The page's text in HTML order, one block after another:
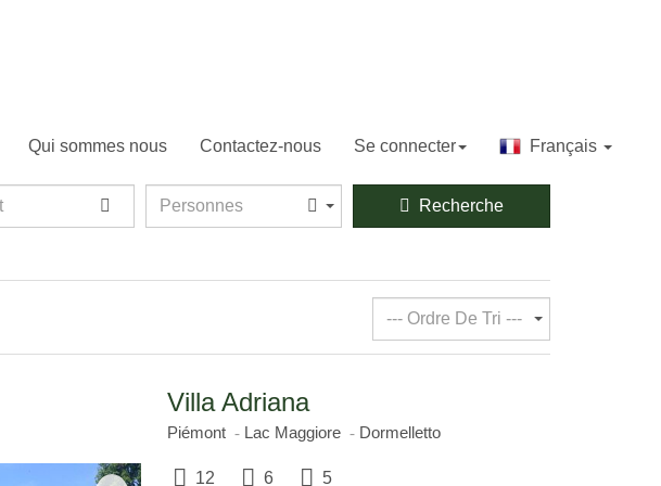
Qui sommes nous Contactez-nous Se connecter Français
Personnes
Personnes Recherche
--- Ordre De Tri ---
Villa Adriana
Piémont Lac Maggiore Dormelletto
12 6 5